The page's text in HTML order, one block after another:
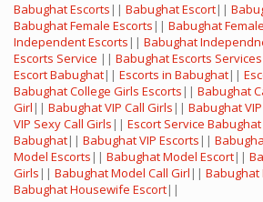
Babughat Escorts || Babughat Escort||
Babughat Female Escorts || Babughat
Independent Escorts || Babughat
Escorts Service || Babughat Escorts Services
Escort Babughat|| Escorts in Babughat||
Babughat College Girls Escorts || Babughat
Girl || Babughat VIP Call Girls || Babughat
VIP Sexy Call Girls || Escort Service Babughat
Babughat|| Babughat VIP Escorts ||
Model Escorts || Babughat Model Escort||
Girls || Babughat Model Call Girl || Babughat
Babughat Housewife Escort||